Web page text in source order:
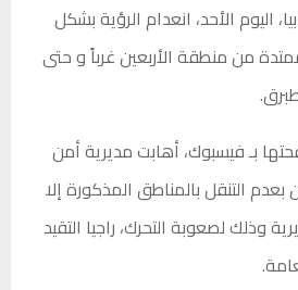
اليوم الأحد، انعدام الرؤية بشكل
من منطقة الأربعين غرباً و حتى
بـ فيسبوك، أهابت مديرية أمن
بعدم التنقل بالمناطق المذكورة إلا
وذلك لصعوبة التحرك، راجيا التقيد